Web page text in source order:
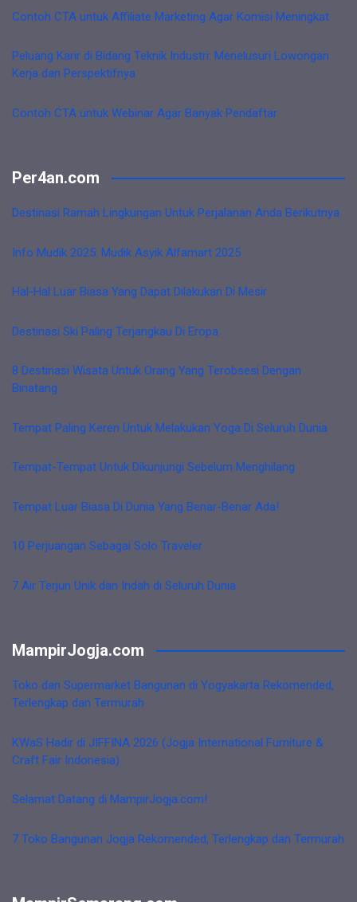
Contoh CTA untuk Affiliate Marketing Agar Komisi Meningkat
Peluang Karir di Bidang Teknik Industri: Menelusuri Lowongan
Kerja dan Perspektifnya
Contoh CTA untuk Webinar Agar Banyak Pendaftar
Per4an.com
Destinasi Ramah Lingkungan Untuk Perjalanan Anda Berikutnya
Info Mudik 2025: Mudik Asyik Alfamart 2025
Hal-Hal Luar Biasa Yang Dapat Dilakukan Di Mesir
Destinasi Ski Paling Terjangkau Di Eropa
8 Destinasi Wisata Untuk Orang Yang Terobsesi Dengan
Binatang
Tempat Paling Keren Untuk Melakukan Yoga Di Seluruh Dunia
Tempat-Tempat Untuk Dikunjungi Sebelum Menghilang
Tempat Luar Biasa Di Dunia Yang Benar-Benar Ada!
10 Perjuangan Sebagai Solo Traveler
7 Air Terjun Unik dan Indah di Seluruh Dunia
MampirJogja.com
Toko dan Supermarket Bangunan di Yogyakarta Rekomended,
Terlengkap dan Termurah
KWaS Hadir di JIFFINA 2026 (Jogja International Furniture &
Craft Fair Indonesia)
Selamat Datang di MampirJogja.com!
7 Toko Bangunan Jogja Rekomended, Terlengkap dan Termurah